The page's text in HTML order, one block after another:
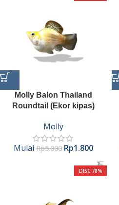
Molly Balon Thailand
Roundtail (Ekor kipas)
Molly
Mulai Rp5.000 Rp1.800
DISC 78%